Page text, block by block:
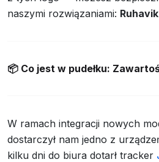
naszymi rozwiązaniami: Ruhavik
📦 Co jest w pudełku:
W ramach integracji nowych
dostarczył nam jedno z
kilku dni do biura dotarł tracker